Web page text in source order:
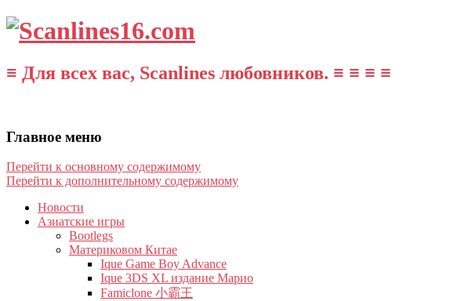
≡ Для всех вас, Scanlines любовников. ≡ ≡ ≡ ≡
Главное меню
Перейти к основному содержимому
Перейти к дополнительному содержимому
Новости
Азиатские игры
Bootlegs
Материковом Китае
Ique Game Boy Advance
Ique 3DS XL издание Марио
Famiclone 小霸王